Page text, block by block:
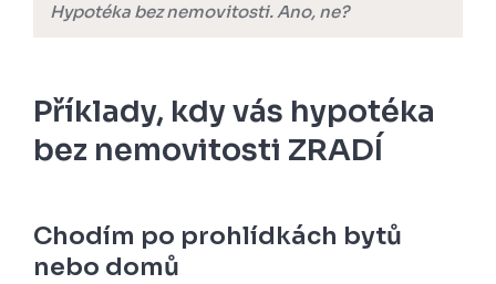
Hypotéka bez nemovitosti. Ano, ne?
Příklady, kdy vás hypotéka
bez nemovitosti ZRADÍ
Chodím po prohlídkách bytů
nebo domů